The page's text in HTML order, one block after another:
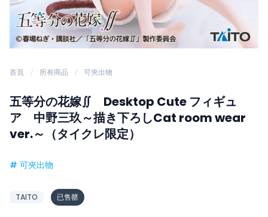
首頁 所有商品 可夾出物
五等分の花嫁∬ Desktop Cute フィギュ
ア 中野三玖～描き下ろしCat room wear
ver.～（タイクレ限定）
# 可夾出物
TAITO 已售罄